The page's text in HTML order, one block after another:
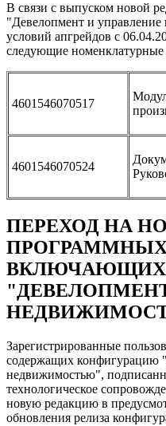
В связи с выпуском новой
"Девелопмент и
условий апгрейдов с
следующие
4601546070517
4601546070524
ПЕРЕХОД НА
ВКЛЮЧАЮЩИХ
Зарегистрированные
содержащих конфигурацию
недвижимостью",
технологическое
новую редакцию в
обновления релиза